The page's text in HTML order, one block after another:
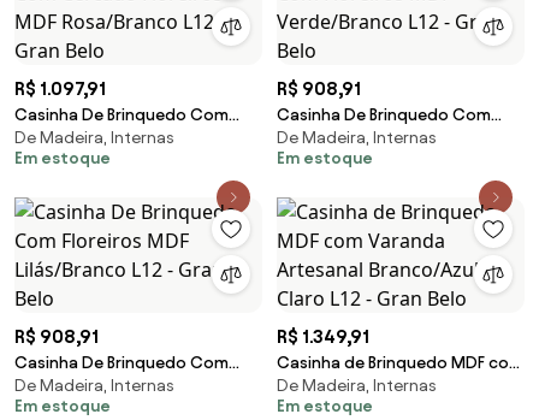
R$ 1.097,91
Casinha De Brinquedo Com
Cercado Floreiros MDF
Rosa/Branco L12 - Gran Belo
De Madeira, Internas
Em estoque
R$ 908,91
Casinha De Brinquedo Com
Floreiros MDF Verde/Branco L12
- Gran Belo
De Madeira, Internas
Em estoque
R$ 908,91
Casinha De Brinquedo Com
Floreiros MDF Lilás/Branco L12 -
Gran Belo
De Madeira, Internas
Em estoque
R$ 1.349,91
Casinha de Brinquedo MDF com
Varanda Artesanal Branco/Azul
Claro L12 - Gran Belo
De Madeira, Internas
Em estoque